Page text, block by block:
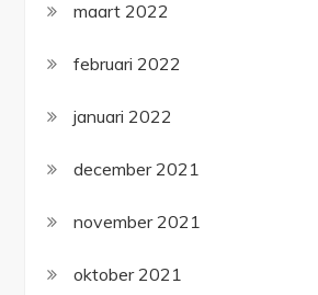
maart 2022
februari 2022
januari 2022
december 2021
november 2021
oktober 2021